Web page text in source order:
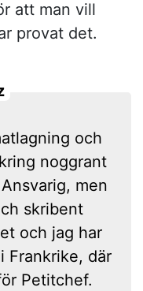
att man vill
provat det.
och
noggrant
men
skribent
och jag har
Frankrike, där
Petitchef.